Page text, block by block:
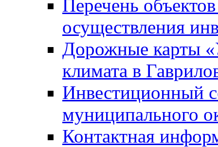
Перечень
осуществления
Дорожные карты
климата в
Инвестиционный
муниципального
Контактная